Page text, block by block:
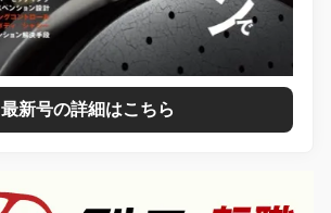
最新号の詳細はこちら